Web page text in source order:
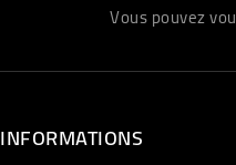
Vous pouvez
INFORMATIONS